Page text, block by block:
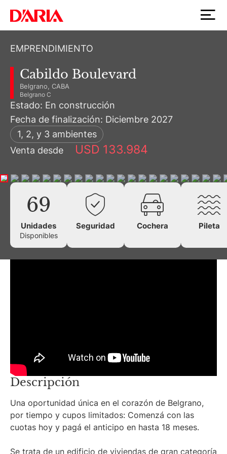
EMPRENDIMIENTO
Cabildo Boulevard
Belgrano, CABA
Belgrano C
Estado: En construcción
Fecha de finalización: Diciembre 2027
1, 2, y 3 ambientes
Venta desde
USD 133.984
69
Unidades
Disponibles
Seguridad Cochera Pileta
Descripción
Una oportunidad única en el corazón de Belgrano,
por tiempo y cupos limitados: Comenzá con las
cuotas hoy y pagá el anticipo en hasta 18 meses.
Se trata de un edificio de viviendas de gran categoría